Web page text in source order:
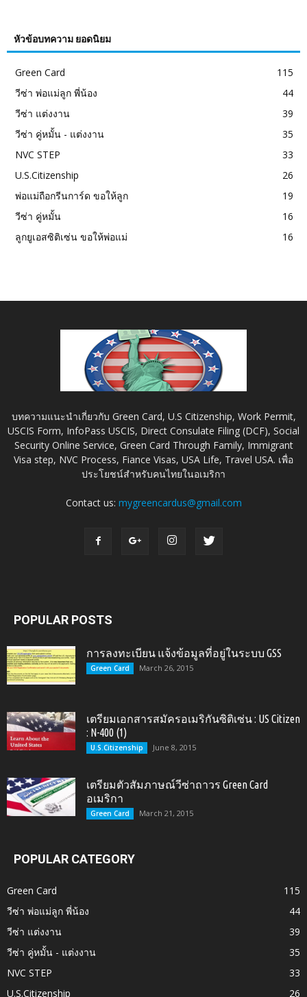
หัวข้อบทความ ยอดนิยม
Green Card
115
วีซ่า พ่อแม่ลูก พี่น้อง
44
วีซ่า แต่งงาน
39
วีซ่า คู่หมั้น - แต่งงาน
35
NVC STEP
33
U.S.Citizenship
26
พ่อแม่ถือกรีนการ์ด ขอให้ลูก
19
วีซ่า คู่หมั้น
16
ลูกยูเอสซิติเซ่น ขอให้พ่อแม่
16
บทความแนะนำเกี่ยวกับ Green Card, U.S Citizenship, Work Permit,
USCIS Form, InfoPass USCIS, Direct Consulate Filing (DCF), Social
Security Online Service, Green Card Through Family, Immigrant
Visa step, NVC Process, Fiance Visas, USA Life, Travel USA. เพื่อ
ประโยชน์สำหรับคนไทยในอเมริกา
Contact us: mygreencardus@gmail.com
POPULAR POSTS
การลงทะเบียน แจ้งข้อมูลที่อยู่ในระบบ GSS
Green Card March 26, 2015
เตรียมเอกสารสมัครอเมริกันซิติเซ่น : US Citizen
: N-400 (1)
U.S.Citizenship June 8, 2015
เตรียมตัวสัมภาษณ์วีซ่าถาวร Green Card
อเมริกา
Green Card March 21, 2015
POPULAR CATEGORY
Green Card
115
วีซ่า พ่อแม่ลูก พี่น้อง
44
วีซ่า แต่งงาน
39
วีซ่า คู่หมั้น - แต่งงาน
35
NVC STEP
33
U.S.Citizenship
26